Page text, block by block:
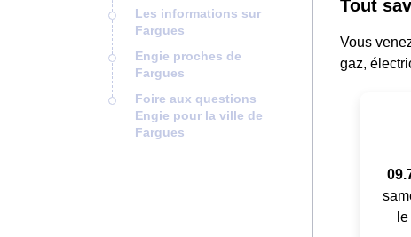
Les informations sur
Fargues
Engie proches de
Fargues
Foire aux questions
Engie pour la ville de
Fargues
Tout
Vous
gaz,